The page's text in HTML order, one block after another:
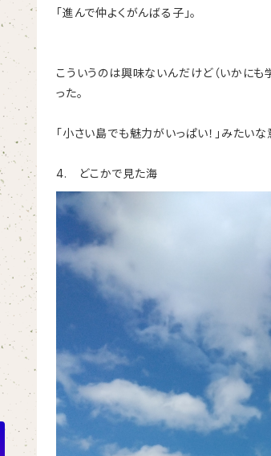
「進んで仲よくがんばる子」。
こういうのは興味ないんだけど（いかにも
った。
「小さい島でも魅力がいっぱい！」みたい
4. どこかで見た海